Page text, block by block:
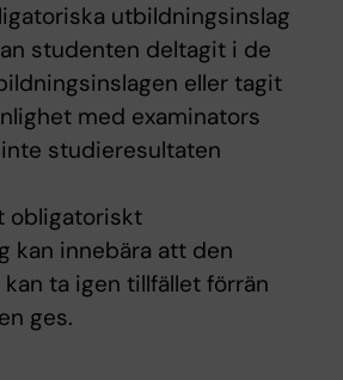
utbildningsinslag
studenten deltagit i de
eller tagit
med examinators
studieresultaten
obligatoriskt
kan innebära att den
ta igen tillfället förrän
ges.